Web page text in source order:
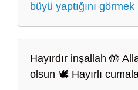
büyü yaptığını görmek
Hayırdır inşallah 🤲
olsun 🕊️ Hayırlı